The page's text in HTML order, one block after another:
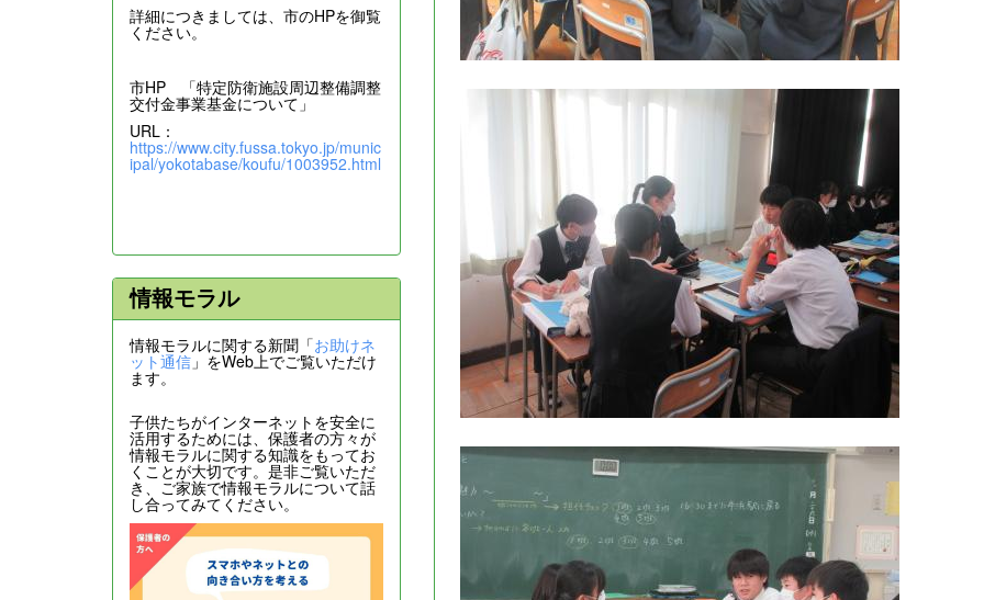
詳細につきましては、市のHPを御覧
ください。
市HP 「特定防衛施設周辺整備調整
交付金事業基金について」
URL：
https://www.city.fussa.tokyo.jp/munic
ipal/yokotabase/koufu/1003952.html
情報モラル
情報モラルに関する新聞「お助けネ
ット通信 」をWeb上でご覧いただけ
ます。
子供たちがインターネットを安全に
活用するためには、保護者の方々が
情報モラルに関する知識をもってお
くことが大切です。是非ご覧いただ
き、ご家族で情報モラルについて話
し合ってみてください。